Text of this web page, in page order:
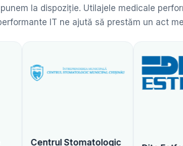
la dispoziție. Utilajele medicale
IT ne ajută să prestăm un act